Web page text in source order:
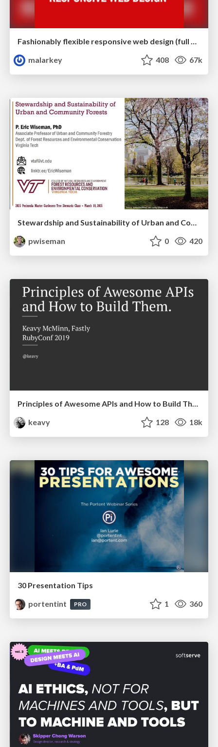
malarkey
408 67k
Stewardship and Sustainability of Urban and Community Forests
pwiseman
0 420
Principles of Awesome APIs and How to Build Them.
keavy
128 18k
30 Presentation Tips
portentint
PRO 1 360